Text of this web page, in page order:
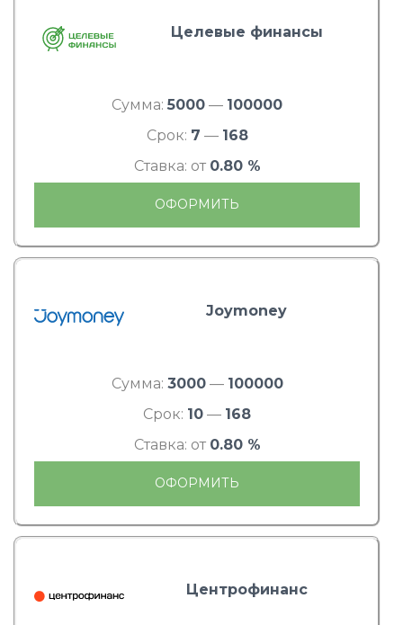
Целевые финансы
Сумма: 5000 — 100000
Срок: 7 — 168
Ставка: от 0.80 %
ОФОРМИТЬ
Joymoney
Сумма: 3000— 100000
Срок: 10 — 168
Ставка: от 0.80 %
ОФОРМИТЬ
Центрофинанс